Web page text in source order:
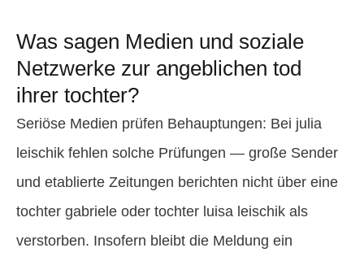
Was sagen Medien und soziale
Netzwerke zur angeblichen tod
ihrer tochter?
Seriöse Medien prüfen Behauptungen: Bei julia
leischik fehlen solche Prüfungen — große Sender
und etablierte Zeitungen berichten nicht über eine
tochter gabriele oder tochter luisa leischik als
verstorben. Insofern bleibt die Meldung ein